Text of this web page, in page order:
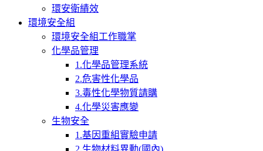
環安衛績效
環境安全組
環境安全組工作職掌
化學品管理
1.化學品管理系統
2.危害性化學品
3.毒性化學物質請購
4.化學災害應變
生物安全
1.基因重組實驗申請
2.生物材料異動(國內)